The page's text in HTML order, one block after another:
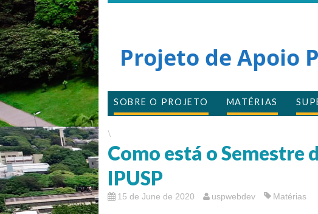
Projeto de Apoio
SOBRE O PROJETO MATÉRIAS
\
Como está o Semestre
IPUSP
15 de June de 2020 uspwebdev Matérias